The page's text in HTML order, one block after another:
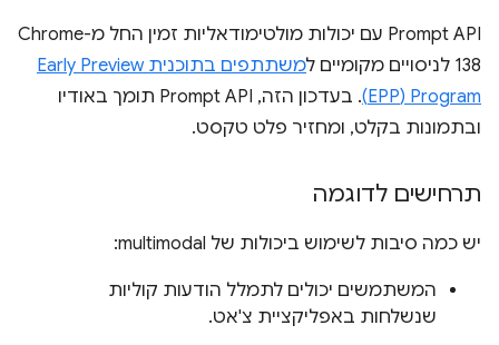
‫Prompt API עם יכולות מולטימודאליות זמין החל מ-Chrome
138 לניסויים מקומיים ל
משתתפים בתוכנית Early Preview
Program‏ (EPP)
. בעדכון הזה, Prompt API תומך באודיו
ובתמונות בקלט, ומחזיר פלט טקסט.
תרחישים לדוגמה
יש כמה סיבות לשימוש ביכולות של multimodal:
המשתמשים יכולים לתמלל הודעות קוליות
שנשלחות באפליקציית צ'אט.